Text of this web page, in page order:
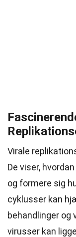
Virale
De viser,
og formere sig
cyklusser kan
behandlinger og
virusser kan